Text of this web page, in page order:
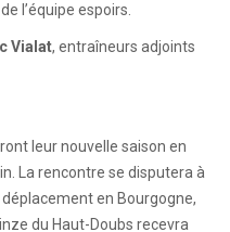
l’équipe espoirs.
Vialat, entraîneurs adjoints
leur nouvelle saison en
La rencontre se disputera à
déplacement en Bourgogne,
du Haut-Doubs recevra